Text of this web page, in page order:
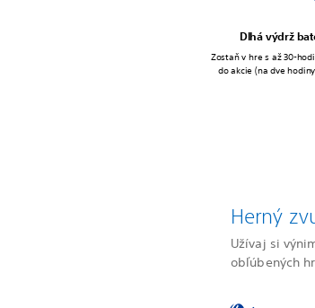
Dlhá výdrž
Zostaň v hre s až 30-
do akcie (na dve
Herný
Užívaj si
obľúbených